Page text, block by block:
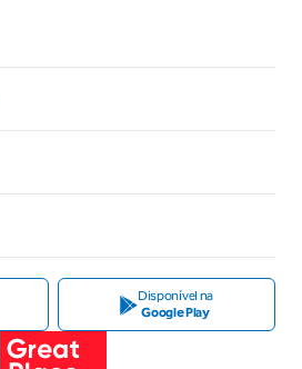
Disponível na
Google Play